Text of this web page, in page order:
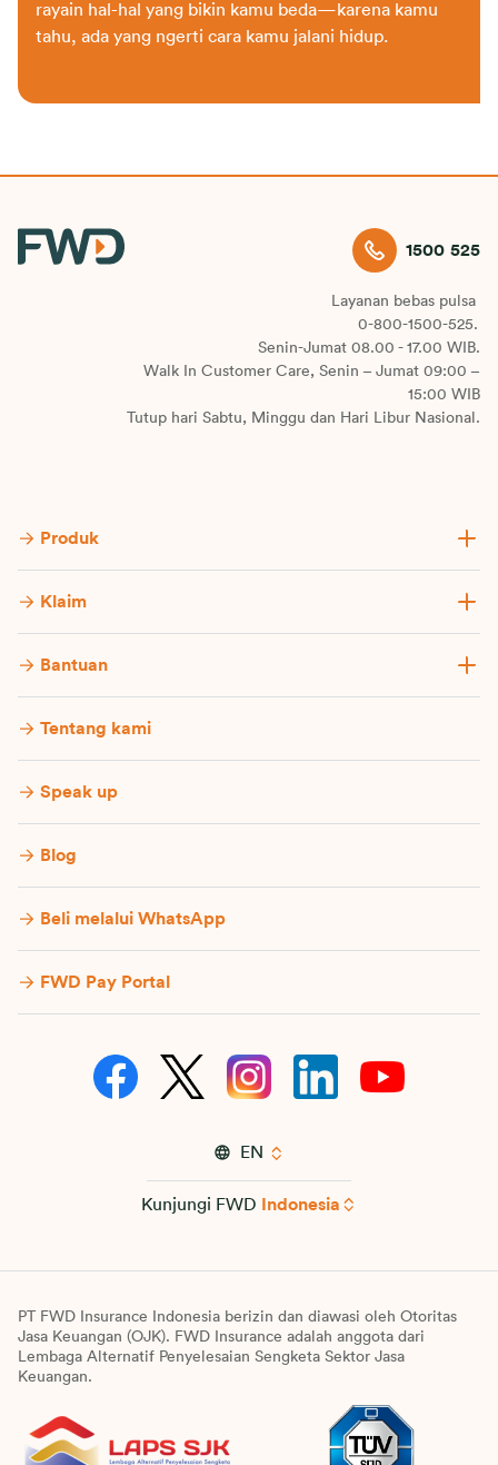
rayain hal-hal yang bikin kamu beda—karena kamu
tahu, ada yang ngerti cara kamu jalani hidup.
1500 525
Layanan bebas pulsa
0-800-1500-525.
Senin-Jumat 08.00 - 17.00 WIB.
Walk In Customer Care, Senin – Jumat 09:00 –
15:00 WIB
Tutup hari Sabtu, Minggu dan Hari Libur Nasional.
Produk
Klaim
Bantuan
Tentang kami
Speak up
Blog
Beli melalui WhatsApp
FWD Pay Portal
EN
Kunjungi FWD Indonesia
PT FWD Insurance Indonesia berizin dan diawasi oleh Otoritas
Jasa Keuangan (OJK). FWD Insurance adalah anggota dari
Lembaga Alternatif Penyelesaian Sengketa Sektor Jasa
Keuangan.